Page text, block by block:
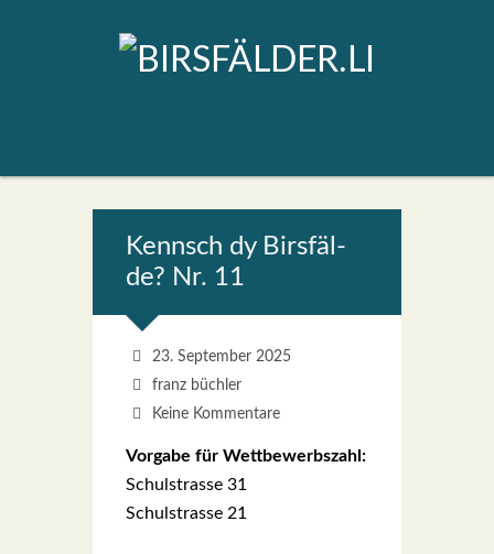
Kennsch dy Birs­fäl­
de? Nr. 11
23. September 2025
franz büchler
Keine Kommentare
Vor­ga­be für Wett­be­werbs­zahl:
Schul­stras­se 31
Schul­stras­se 21